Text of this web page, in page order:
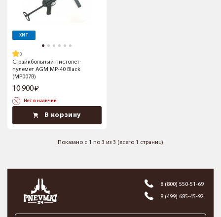
ХИТ
Страйкбольный пистолет-
пулемет AGM MP-40 Black
(MP007B)
10 900
Нет в наличии
В корзину
Показано с 1 по 3 из 3 (всего 1 страниц)
8 (800) 550-51-69
8 (499) 685-45-92